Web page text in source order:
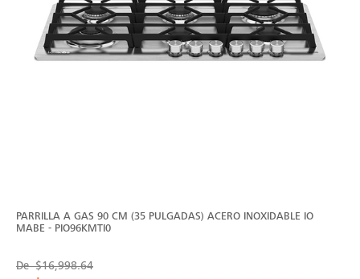
PARRILLA A GAS 90 CM (35 PULGADAS) ACERO INOXIDABLE IO
MABE - PIO96KMTI0
De$16,998.64